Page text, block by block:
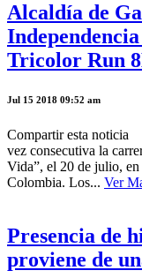
Alcaldía de
Tricolor Run
Jul 15 2018 09:52 am
Compartir esta noticia
vez consecutiva la
Vida”, el 20 de julio,
Colombia. Los... Ver
Presencia de
proviene de